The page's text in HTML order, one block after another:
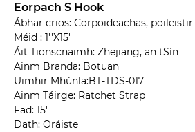
Eorpach S Hook
Ábhar crios: Corpoideachas, poileistir
Méid : 1''X15'
Áit Tionscnaimh: Zhejiang, an tSín
Ainm Branda: Botuan
Uimhir Mhúnla:BT-TDS-017
Ainm Táirge: Ratchet Strap
Fad: 15'
Dath: Oráiste